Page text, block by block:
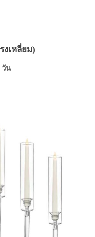
เหลี่ยม)
วัน